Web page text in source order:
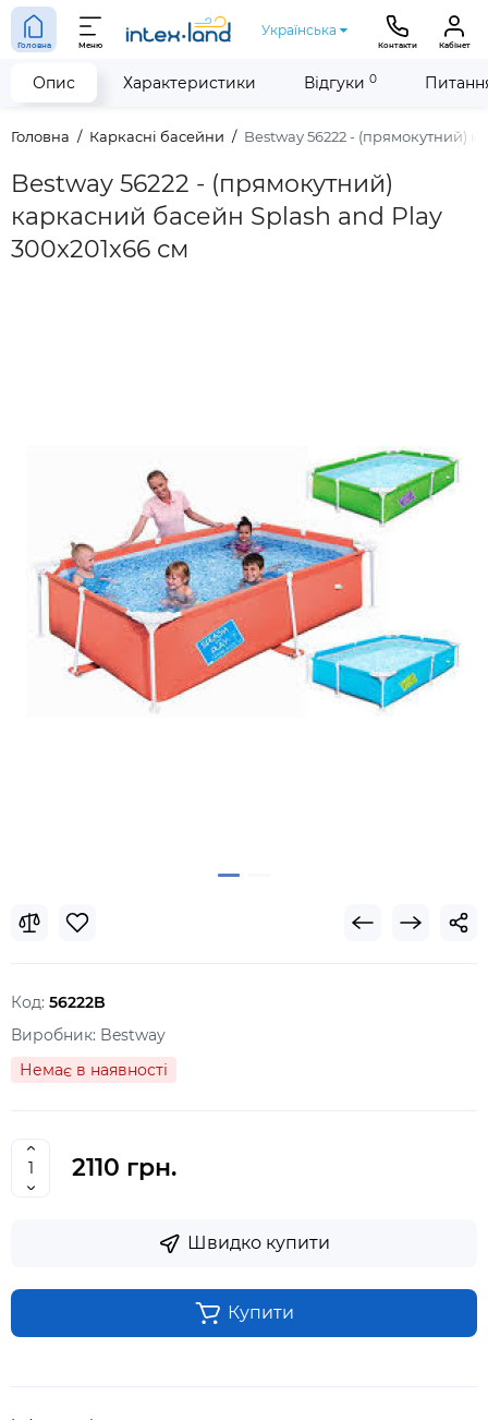
Головна Меню
Українська
Контакти Кабінет
Головна Каркасні басейни Bestway 56222 - (прямокутний)
Bestway 56222 - (прямокутний)
каркасний басейн Splash and Play
300x201x66 см
Код: 56222B
Виробник: Bestway
Немає в наявності
2110 грн.
Швидко купити
Купити
Опис Характеристики Відгуки 0